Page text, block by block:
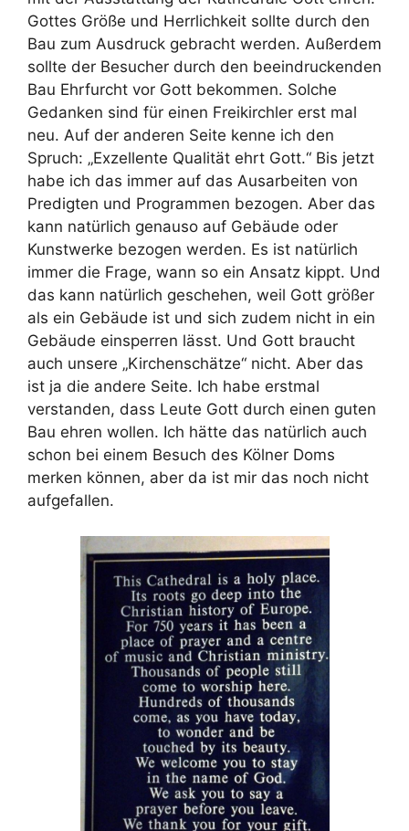
Gottes Größe und Herrlichkeit sollte durch den
Bau zum Ausdruck gebracht werden. Außerdem
sollte der Besucher durch den beeindruckenden
Bau Ehrfurcht vor Gott bekommen. Solche
Gedanken sind für einen Freikirchler erst mal
neu. Auf der anderen Seite kenne ich den
Spruch: „Exzellente Qualität ehrt Gott.“ Bis jetzt
habe ich das immer auf das Ausarbeiten von
Predigten und Programmen bezogen. Aber das
kann natürlich genauso auf Gebäude oder
Kunstwerke bezogen werden. Es ist natürlich
immer die Frage, wann so ein Ansatz kippt. Und
das kann natürlich geschehen, weil Gott größer
als ein Gebäude ist und sich zudem nicht in ein
Gebäude einsperren lässt. Und Gott braucht
auch unsere „Kirchenschätze“ nicht. Aber das
ist ja die andere Seite. Ich habe erstmal
verstanden, dass Leute Gott durch einen guten
Bau ehren wollen. Ich hätte das natürlich auch
schon bei einem Besuch des Kölner Doms
merken können, aber da ist mir das noch nicht
aufgefallen.